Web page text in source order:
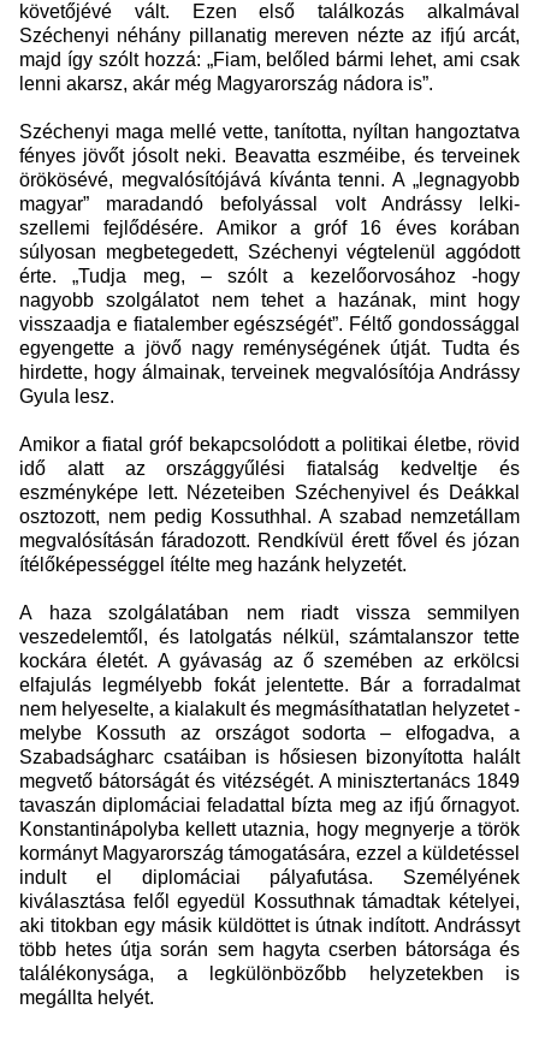
követőjévé vált. Ezen első találkozás alkalmával
Széchenyi néhány pillanatig mereven nézte az ifjú arcát,
majd így szólt hozzá: „Fiam, belőled bármi lehet, ami csak
lenni akarsz, akár még Magyarország nádora is”.
Széchenyi maga mellé vette, tanította, nyíltan hangoztatva
fényes jövőt jósolt neki. Beavatta eszméibe, és terveinek
örökösévé, megvalósítójává kívánta tenni. A „legnagyobb
magyar” maradandó befolyással volt Andrássy lelki-
szellemi fejlődésére. Amikor a gróf 16 éves korában
súlyosan megbetegedett, Széchenyi végtelenül aggódott
érte. „Tudja meg, – szólt a kezelőorvosához -hogy
nagyobb szolgálatot nem tehet a hazának, mint hogy
visszaadja e fiatalember egészségét”. Féltő gondossággal
egyengette a jövő nagy reménységének útját. Tudta és
hirdette, hogy álmainak, terveinek megvalósítója Andrássy
Gyula lesz.
Amikor a fiatal gróf bekapcsolódott a politikai életbe, rövid
idő alatt az országgyűlési fiatalság kedveltje és
eszményképe lett. Nézeteiben Széchenyivel és Deákkal
osztozott, nem pedig Kossuthhal. A szabad nemzetállam
megvalósításán fáradozott. Rendkívül érett fővel és józan
ítélőképességgel ítélte meg hazánk helyzetét.
A haza szolgálatában nem riadt vissza semmilyen
veszedelemtől, és latolgatás nélkül, számtalanszor tette
kockára életét. A gyávaság az ő szemében az erkölcsi
elfajulás legmélyebb fokát jelentette. Bár a forradalmat
nem helyeselte, a kialakult és megmásíthatatlan helyzetet -
melybe Kossuth az országot sodorta – elfogadva, a
Szabadságharc csatáiban is hősiesen bizonyította halált
megvető bátorságát és vitézségét. A minisztertanács 1849
tavaszán diplomáciai feladattal bízta meg az ifjú őrnagyot.
Konstantinápolyba kellett utaznia, hogy megnyerje a török
kormányt Magyarország támogatására, ezzel a küldetéssel
indult el diplomáciai pályafutása. Személyének
kiválasztása felől egyedül Kossuthnak támadtak kételyei,
aki titokban egy másik küldöttet is útnak indított. Andrássyt
több hetes útja során sem hagyta cserben bátorsága és
találékonysága, a legkülönbözőbb helyzetekben is
megállta helyét.